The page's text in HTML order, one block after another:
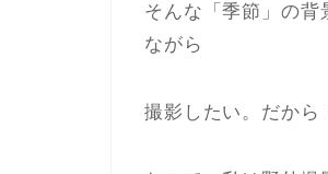
そんな「季節」の背
ながら
撮影したい。だから